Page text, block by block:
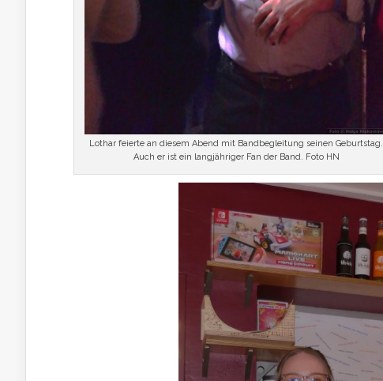
Lothar feierte an diesem Abend mit Bandbegleitung seinen Geburtstag.
Auch er ist ein langjähriger Fan der Band. Foto HN